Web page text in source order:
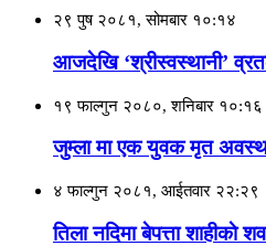
२९ पुष २०८१, सोमबार १०:१४
आजदेखि ‘श्रीस्वस्थानी’
१९ फाल्गुन २०८०, शनिबार १०:१६
जुम्ला मा एक युवक मृत
४ फाल्गुन २०८१, आईतवार २२:२९
तिला नदिमा बेपत्ता शाहीकाे